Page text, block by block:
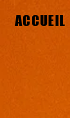
ACCUEIL